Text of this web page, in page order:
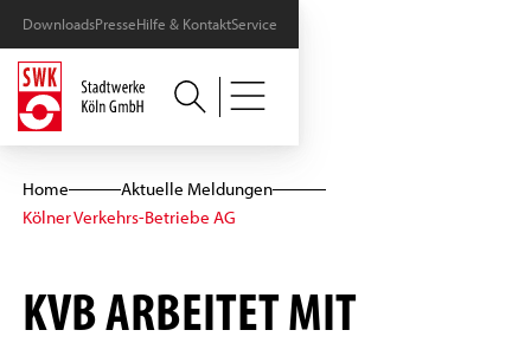
DownloadsPresseHilfe & KontaktService
Home
Aktuelle Meldungen
Kölner Verkehrs-Betriebe AG
KVB ARBEITET MIT